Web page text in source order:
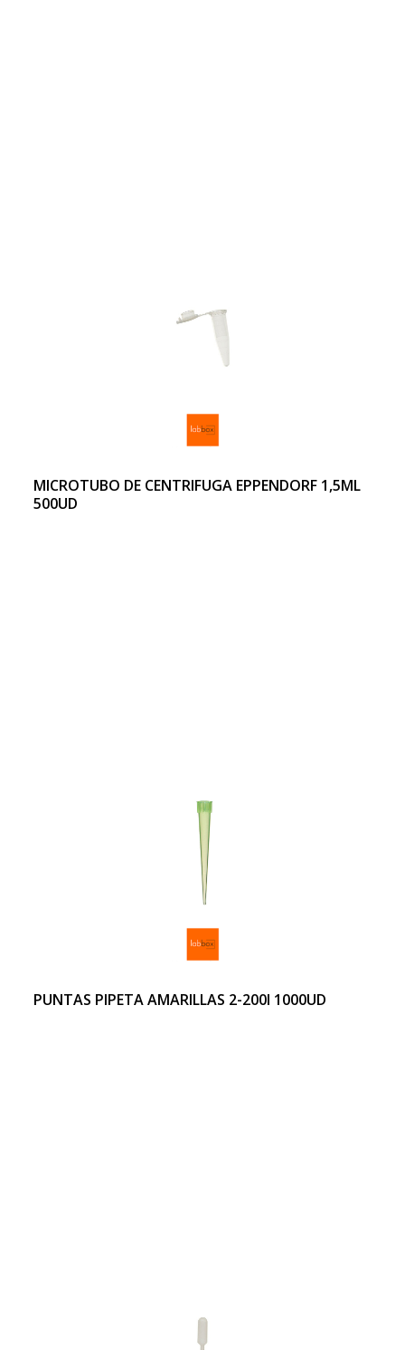
MICROTUBO DE CENTRIFUGA EPPENDORF 1,5ML
500UD
PUNTAS PIPETA AMARILLAS 2-200l 1000UD